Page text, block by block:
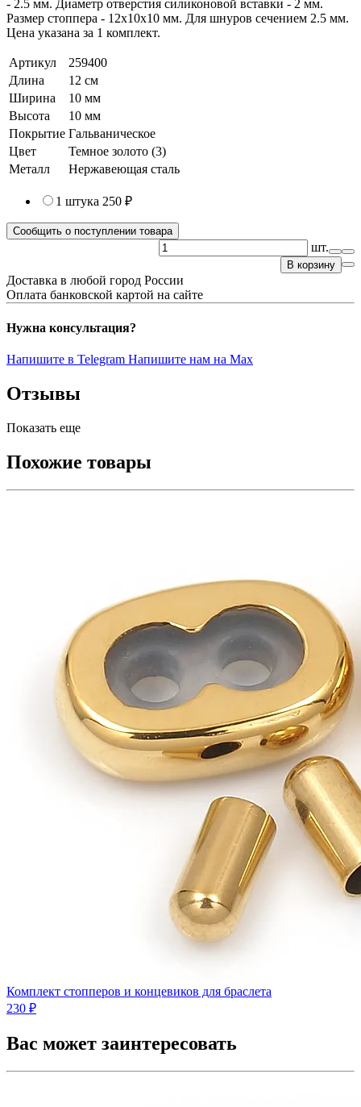
- 2.5 мм. Диаметр отверстия силиконовой вставки - 2 мм.
Размер стоппера - 12х10х10 мм. Для шнуров сечением 2.5 мм.
Цена указана за 1 комплект.
Артикул
259400
Длина
12 см
Ширина
10 мм
Высота
10 мм
Покрытие Гальваническое
Цвет
Темное золото (3)
Металл
Нержавеющая сталь
1 штука 250 ₽
Сообщить о поступлении товара
шт.
В корзину
Доставка в любой город России
Оплата банковской картой на сайте
Нужна консультация?
Напишите в Telegram Напишите нам на Max
Отзывы
Показать еще
Похожие товары
Комплект стопперов и концевиков для браслета
230 ₽
Вас может заинтересовать